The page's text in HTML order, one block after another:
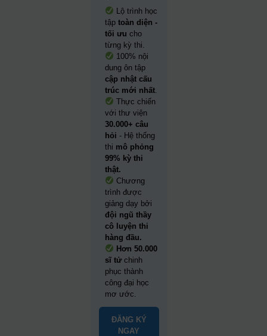
Lộ trình học
tậptoàn diện -
tối ưu cho
từng kỳ thi.
100% nội
dung ôn tập
cập nhật cấu
trúc mới nhất.
Thực chiến
với thư viện
30.000+ câu
hỏi - Hệ thống
thi mô phỏng
99% kỳ thi
thật.
Chương
trình được
giảng dạy bởi
đội ngũ thầy
cô luyện thi
hàng đầu.
Hơn 50.000
sĩ tửchinh
phục thành
công đại học
mơ ước.
ĐĂNG KÝ
NGAY